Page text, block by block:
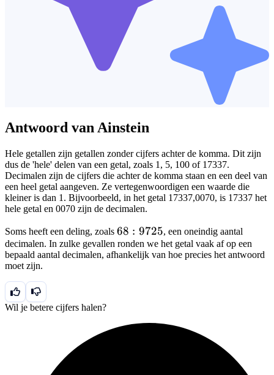
Antwoord van Ainstein
Hele getallen zijn getallen zonder cijfers achter de komma. Dit zijn
dus de 'hele' delen van een getal, zoals 1, 5, 100 of 17337.
Decimalen zijn de cijfers die achter de komma staan en een deel van
een heel getal aangeven. Ze vertegenwoordigen een waarde die
kleiner is dan 1. Bijvoorbeeld, in het getal 17337,0070, is 17337 het
hele getal en 0070 zijn de decimalen.
Soms heeft een deling, zoals 68:9725
68 : 9725, een oneindig aantal
decimalen. In zulke gevallen ronden we het getal vaak af op een
bepaald aantal decimalen, afhankelijk van hoe precies het antwoord
moet zijn.
Wil je betere cijfers halen?